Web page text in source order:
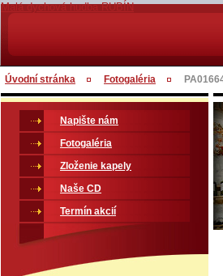
Malá dychová hudba RUBÍN
Úvodní stránka Fotogaléria
Napište nám
Fotogaléria
Zloženie kapely
Naše CD
Termín akcií